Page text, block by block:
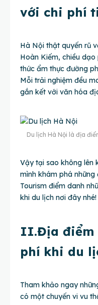
với chi phí
Hà Nội thật quyến rũ
Hoàn Kiếm, chiều
thức ẩm thực đường
Mỗi trải nghiệm đều
gắn kết với văn hóa
Du lịch Hà Nội là địa
Vậy tại sao không lên
mình khám phá những
Tourism điểm danh
khi du lịch nơi đây nhé!
II.Địa điểm
phí khi du
Tham khảo ngay
có một chuyến vi vu